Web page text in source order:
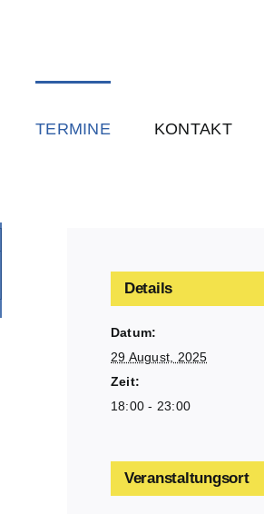
TERMINE KONTAKT
Details
Datum:
29 August, 2025
Zeit:
18:00 - 23:00
Veranstaltungsort